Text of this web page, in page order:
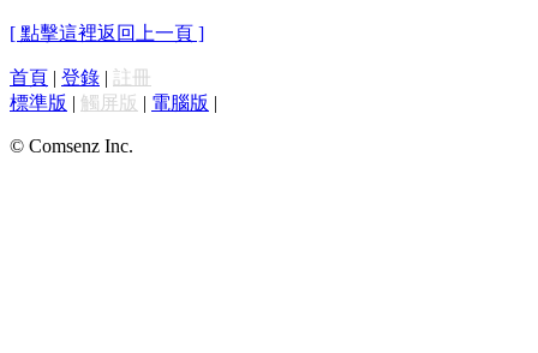
[ 點擊這裡返回上一頁 ]
首頁 | 登錄 | 註冊
標準版 | 觸屏版 | 電腦版 |
© Comsenz Inc.